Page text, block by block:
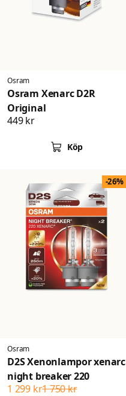
Osram
Osram Xenarc D2R
Original
449 kr
Köp
Osram
D2S Xenonlampor xenarc
night breaker 220
1 750 kr
1 299 kr
-26%